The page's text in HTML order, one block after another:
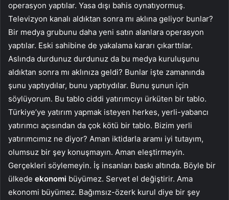
operasyon yaptılar. Yasa dışı bahis oynatıyormuş.
Televizyon kanalı aldıktan sonra mı aklına geliyor bunlar?
Bir medya grubunu daha yeni satın alanlara operasyon
yaptılar. Eski sahibine de yakalama kararı çıkarttılar.
Aslında durdunuz durdunuz da bu medya kuruluşunu
aldıktan sonra mı aklınıza geldi? Bunlar işte zamanında
şunu yaptıydılar, bunu yaptıydılar. Bunu şunun için
söylüyorum. Bu tablo ciddi yatırımcıyı ürküten bir tablo.
Türkiye’ye yatırım yapmak isteyen herkes, yerli-yabancı
yatırımcı açısından da çok kötü bir tablo. Bizim yerli
yatırımcımız ne diyor? Aman iktidarla aramı iyi tutayım,
olumsuz bir şey konuşmayın. Aman eleştirmeyin.
Gerçekleri söylemeyin. İş insanları baskı altında. Böyle bir
ülkede ekonomi büyümez. Servet el değiştirir. Ama
ekonomi büyümez. Bağımsız-özerk kurul diye bir şey